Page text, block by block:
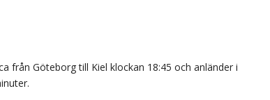
från Göteborg till Kiel klockan 18:45 och anländer i